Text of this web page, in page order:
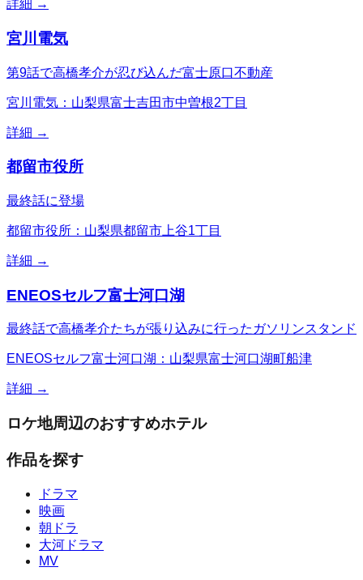
詳細 →
宮川電気
第9話で高橋孝介が忍び込んだ富士原口不動産
宮川電気：山梨県富士吉田市中曽根2丁目
詳細 →
都留市役所
最終話に登場
都留市役所：山梨県都留市上谷1丁目
詳細 →
ENEOSセルフ富士河口湖
最終話で高橋孝介たちが張り込みに行ったガソリンスタンド
ENEOSセルフ富士河口湖：山梨県富士河口湖町船津
詳細 →
ロケ地周辺のおすすめホテル
作品を探す
ドラマ
映画
朝ドラ
大河ドラマ
MV